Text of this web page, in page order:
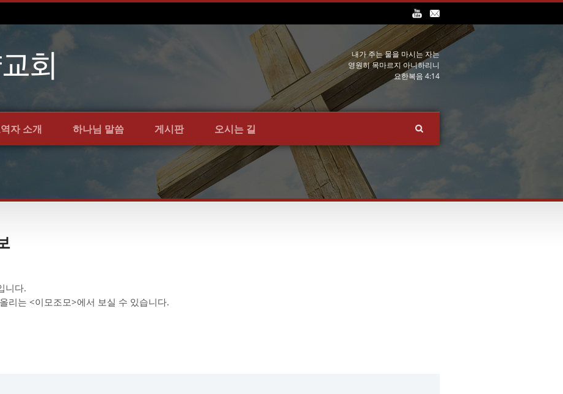
내가 주는 물을 마시는 자는
영원히 목마르지 아니하리니
요한복음 4:14
자 소개 하나님 말씀 게시판 오시는 길
니다.
리는 <이모조모>에서 보실 수 있습니다.